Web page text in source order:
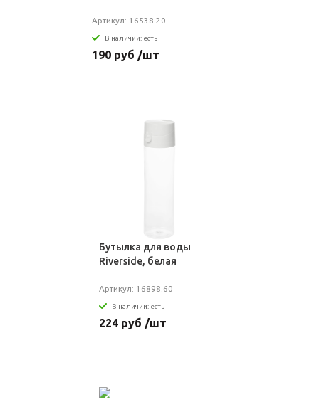
Артикул: 16538.20
В наличии: есть
190 руб /шт
Бутылка для воды
Riverside, белая
Артикул: 16898.60
В наличии: есть
224 руб /шт